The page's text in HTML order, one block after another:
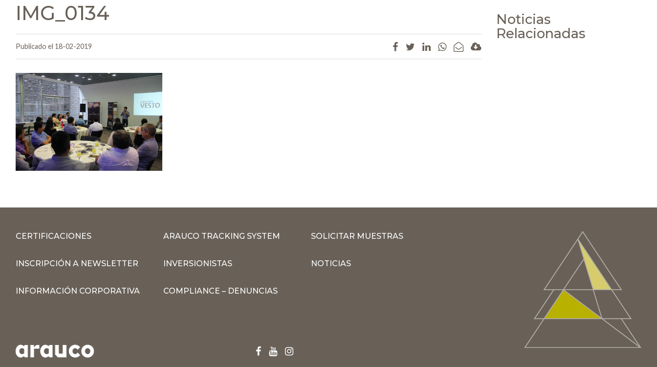
IMG_0134
Publicado el 18-02-2019
Noticias
Relacionadas
CERTIFICACIONES ARAUCO TRACKING SYSTEM SOLICITAR MUESTRAS
INSCRIPCIÓN A NEWSLETTER INVERSIONISTAS NOTICIAS
INFORMACIÓN CORPORATIVA COMPLIANCE – DENUNCIAS